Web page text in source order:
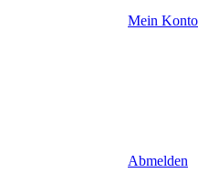
Mein Konto
Abmelden